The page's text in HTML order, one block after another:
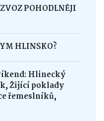
POHODLNĚJI
HLINSKO?
Hlinecký
Žijící poklady
řemeslníků,